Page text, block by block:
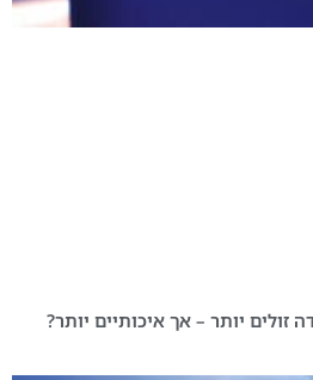
זולים יותר – אך איכותיים יותר?